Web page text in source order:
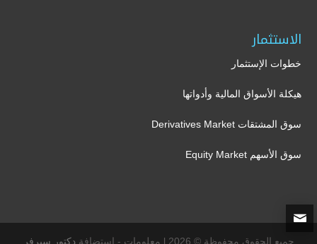
الاستثمار
خطوات الإستثمار
هيكلة الأسواق المالية وأدواتها
سوق المشتقات Derivatives Market
سوق الأسهم Equity Market
جميع الحقوق محفوظة © 2026 l معلومات - إستضافة دكتور سيرفر